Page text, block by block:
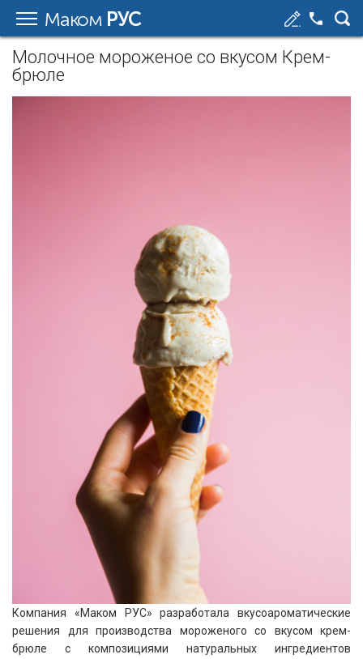
Маком РУС
Молочное мороженое со вкусом Крем-
брюле
Компания «Маком РУС» разработала вкусоароматические
решения для производства мороженого со вкусом крем-
брюле с композициями натуральных ингредиентов